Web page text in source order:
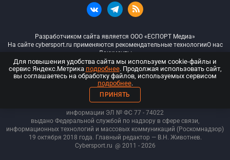
Разработчиком сайта является ООО «ЕСПОРТ Медиа»
На сайте cybersport.ru применяются рекомендательные технологииО нас
Документы
© ООО «Киберспорт.ру» — Все права защищены
18+
ООО «Киберспорт.ру». Свидетельство о регистрации средств массовой
информации ЭЛ № ФС 77 - 74022
выдано Федеральной службой по надзору в сфере связи,
информационных технологий и массовых коммуникаций (Роскомнадзор)
19 октября 2018 года. Главный редактор — В.Н. Животнев.
Cybersport.ru @ 2011 - 2026
Для повышения удобства сайта мы используем cookie-файлы и
сервис Яндекс.Метрика подробнее. Продолжая использовать сайт,
вы соглашаетесь на обработку файлов, используемых сервисом
подробнее.
ПРИНЯТЬ